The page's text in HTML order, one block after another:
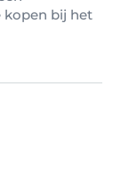
kopen bij het